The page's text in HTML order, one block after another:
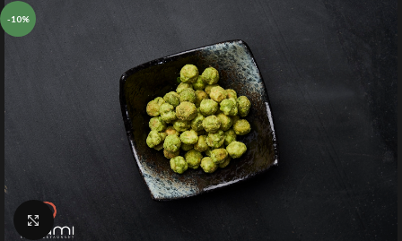
-10%
Klik for at forstørre